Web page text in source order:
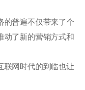
的普遍不仅带来了个
动了新的营销方式和
联网时代的到临也让